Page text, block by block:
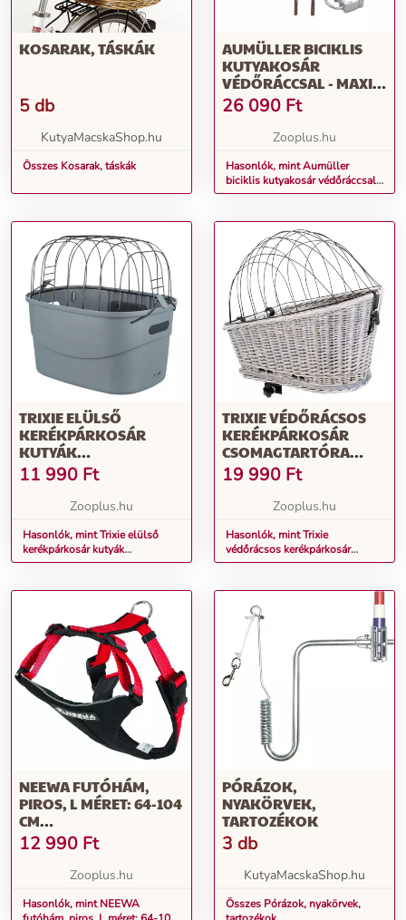
KOSARAK, TÁSKÁK
5 db
KutyaMacskaShop.hu
Összes Kosarak, táskák
AUMÜLLER BICIKLIS
KUTYAKOSÁR
VÉDŐRÁCCSAL - MAXI:
KB. H 70 X SZ 46 X M 40
CM
26 090 Ft
Zooplus.hu
Hasonlók, mint Aumüller
biciklis kutyakosár védőráccsal -
Maxi: kb. H 70 x Sz 46 x M 40
TRIXIE ELÜLSŐ
KERÉKPÁRKOSÁR
KUTYÁK
SZÁLLÍTÁSÁRA,
SZÜRKE, 42×39×30CM
11 990 Ft
Zooplus.hu
Hasonlók, mint Trixie elülső
kerékpárkosár kutyák
szállítására, szürke,
TRIXIE VÉDŐRÁCSOS
KERÉKPÁRKOSÁR
CSOMAGTARTÓRA
KUTYÁKNAK,
MACSKÁKNAK
35X49X55CM
19 990 Ft
Zooplus.hu
Hasonlók, mint Trixie
védőrácsos kerékpárkosár
csomagtartóra kutyáknak,
NEEWA FUTÓHÁM,
PIROS, L MÉRET: 64-104
CM
MELLKASKÖRFOGAT,
KUTYA
12 990 Ft
Zooplus.hu
Hasonlók, mint NEEWA
PÓRÁZOK,
NYAKÖRVEK,
TARTOZÉKOK
3 db
KutyaMacskaShop.hu
Összes Pórázok, nyakörvek,